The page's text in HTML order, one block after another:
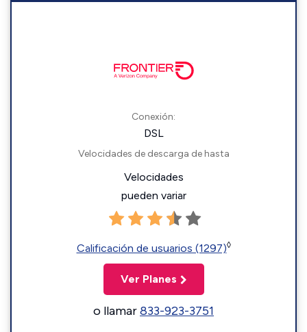
Conexión:
DSL
Velocidades de descarga de hasta
Velocidades
pueden variar
Calificación de usuarios (1297)◊
Ver Planes
o llamar833-923-3751